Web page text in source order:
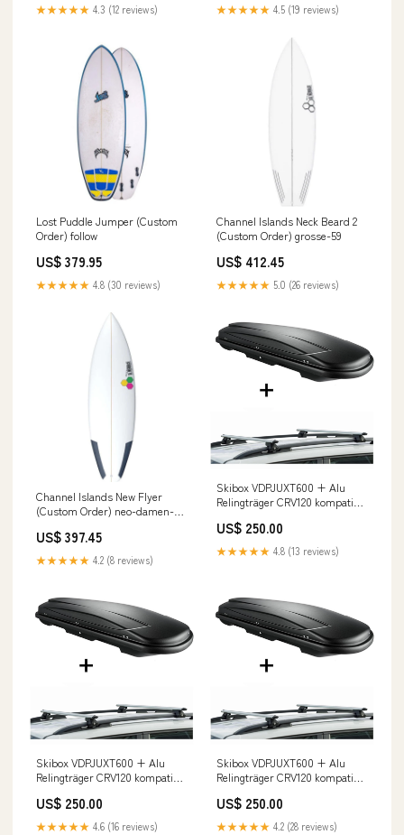
★★★★★ 4.3 (12 reviews) ★★★★★ 4.5 (19 reviews)
Lost Puddle Jumper (Custom
Order) follow
US$ 379.95
★★★★★ 4.8 (30 reviews)
Channel Islands Neck Beard 2
(Custom Order) grosse-59
US$ 412.45
★★★★★ 5.0 (26 reviews)
Channel Islands New Flyer
(Custom Order) neo-damen-
US$ 397.45
★★★★★ 4.2 (8 reviews)
Skibox VDPJUXT600 + Alu
Relingträger CRV120 kompatibel
Shopify 2024
US$ 250.00
★★★★★ 4.8 (13 reviews)
Skibox VDPJUXT600 + Alu
Relingträger CRV120 kompatibel
redloonbike_entwurf_200324
US$ 250.00
★★★★★ 4.6 (16 reviews)
Skibox VDPJUXT600 + Alu
Relingträger CRV120 kompatibel
04 Inbus
US$ 250.00
★★★★★ 4.2 (28 reviews)